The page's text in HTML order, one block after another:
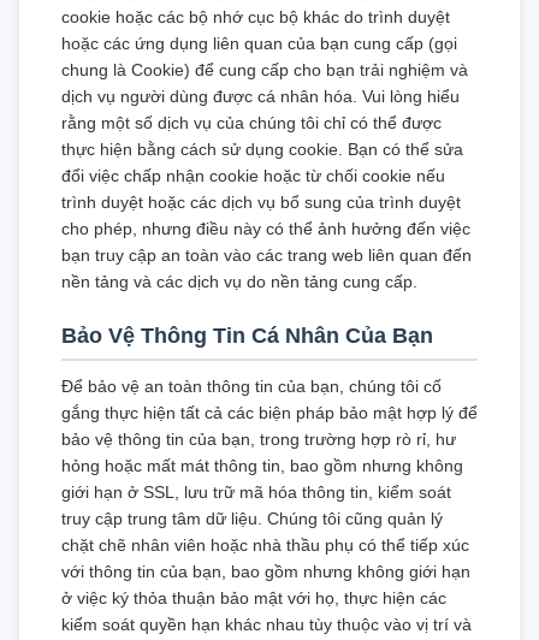
cookie hoặc các bộ nhớ cục bộ khác do trình duyệt
hoặc các ứng dụng liên quan của bạn cung cấp (gọi
chung là Cookie) để cung cấp cho bạn trải nghiệm và
dịch vụ người dùng được cá nhân hóa. Vui lòng hiểu
rằng một số dịch vụ của chúng tôi chỉ có thể được
thực hiện bằng cách sử dụng cookie. Bạn có thể sửa
đổi việc chấp nhận cookie hoặc từ chối cookie nếu
trình duyệt hoặc các dịch vụ bổ sung của trình duyệt
cho phép, nhưng điều này có thể ảnh hưởng đến việc
bạn truy cập an toàn vào các trang web liên quan đến
nền tảng và các dịch vụ do nền tảng cung cấp.
Bảo Vệ Thông Tin Cá Nhân Của Bạn
Để bảo vệ an toàn thông tin của bạn, chúng tôi cố
gắng thực hiện tất cả các biện pháp bảo mật hợp lý để
bảo vệ thông tin của bạn, trong trường hợp rò rỉ, hư
hỏng hoặc mất mát thông tin, bao gồm nhưng không
giới hạn ở SSL, lưu trữ mã hóa thông tin, kiểm soát
truy cập trung tâm dữ liệu. Chúng tôi cũng quản lý
chặt chẽ nhân viên hoặc nhà thầu phụ có thể tiếp xúc
với thông tin của bạn, bao gồm nhưng không giới hạn
ở việc ký thỏa thuận bảo mật với họ, thực hiện các
kiểm soát quyền hạn khác nhau tùy thuộc vào vị trí và